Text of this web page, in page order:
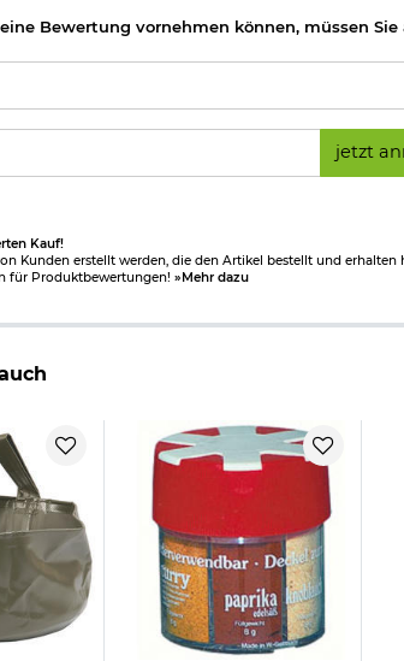
Bewertung vornehmen können, müssen
jetzt
Kauf!
Kunden erstellt werden, die den Artikel bestellt und erhalten
für Produktbewertungen! »Mehr dazu